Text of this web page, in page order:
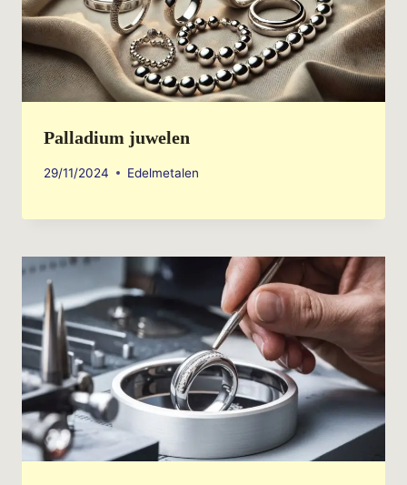
Palladium juwelen
29/11/2024 Edelmetalen